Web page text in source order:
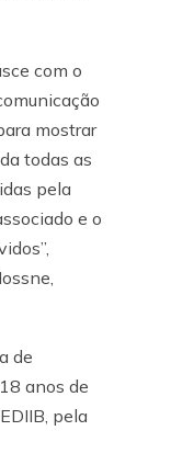
com o
mostrar
todas as
pela
e o
de
anos de
pela